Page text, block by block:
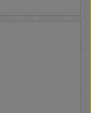
tűzési és